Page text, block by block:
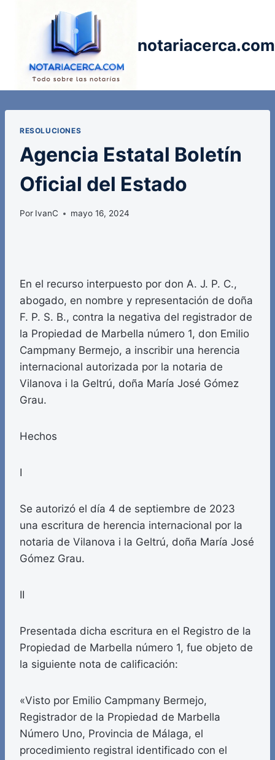
notariacerca.com
RESOLUCIONES
Agencia Estatal Boletín
Oficial del Estado
Por IvanC mayo 16, 2024
En el recurso interpuesto por don A. J. P. C.,
abogado, en nombre y representación de doña
F. P. S. B., contra la negativa del registrador de
la Propiedad de Marbella número 1, don Emilio
Campmany Bermejo, a inscribir una herencia
internacional autorizada por la notaria de
Vilanova i la Geltrú, doña María José Gómez
Grau.
Hechos
I
Se autorizó el día 4 de septiembre de 2023
una escritura de herencia internacional por la
notaria de Vilanova i la Geltrú, doña María José
Gómez Grau.
II
Presentada dicha escritura en el Registro de la
Propiedad de Marbella número 1, fue objeto de
la siguiente nota de calificación:
«Visto por Emilio Campmany Bermejo,
Registrador de la Propiedad de Marbella
Número Uno, Provincia de Málaga, el
procedimiento registral identificado con el